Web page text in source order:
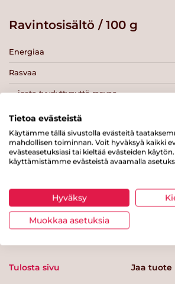
Ravintosisältö / 100 g
Energiaa
Rasvaa
josta tyydyttynyttä rasvaa
Hiilihydraatteja
josta sokereita
Kuitua
Tulosta sivu Jaa tuote
Tietoa evästeistä
Käytämme tällä sivustolla evästeitä
mahdollisen toiminnan. Voit hyväksyä kaikki
evästeasetuksiasi tai kieltää evästeiden
käyttämistämme evästeistä avaamalla
Hyväksy
Muokkaa asetuksia